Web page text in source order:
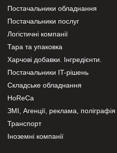
Постачальники обладнання
Постачальники послуг
Логістичні компанії
Тара та упаковка
Харчові добавки. Інгредієнти.
Постачальники IT-рішень
Складське обладнання
HoReCa
ЗМІ, Агенції, реклама, поліграфія
Транспорт
Іноземні компанії